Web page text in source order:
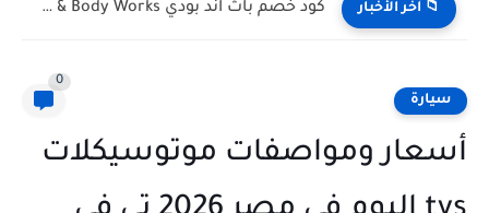
📁 آخر الأخبار كود خصم باث اند بودي Bath & Body Works الكويت...
سيارة
0
أسعار ومواصفات موتوسيكلات